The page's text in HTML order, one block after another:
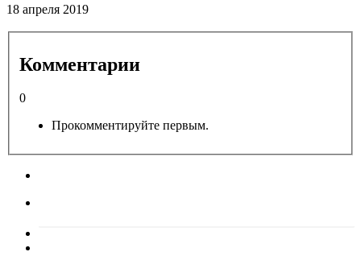
18 апреля 2019
Комментарии
0
Прокомментируйте первым.